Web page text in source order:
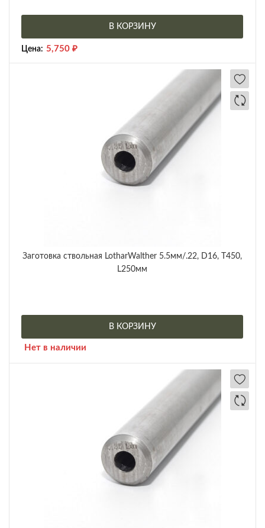
В КОРЗИНУ
Цена: 5,750 ₽
Заготовка ствольная LotharWalther 5.5мм/.22, D16, Т450,
L250мм
В КОРЗИНУ
Нет в наличии